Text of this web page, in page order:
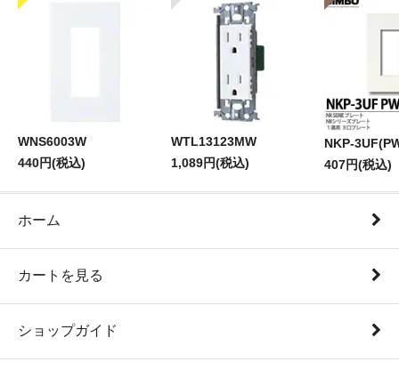
WNS6003W
440円(税込)
WTL13123MW
1,089円(税込)
NKP-
407円(税込)
ホーム
カートを見る
ショップガイド